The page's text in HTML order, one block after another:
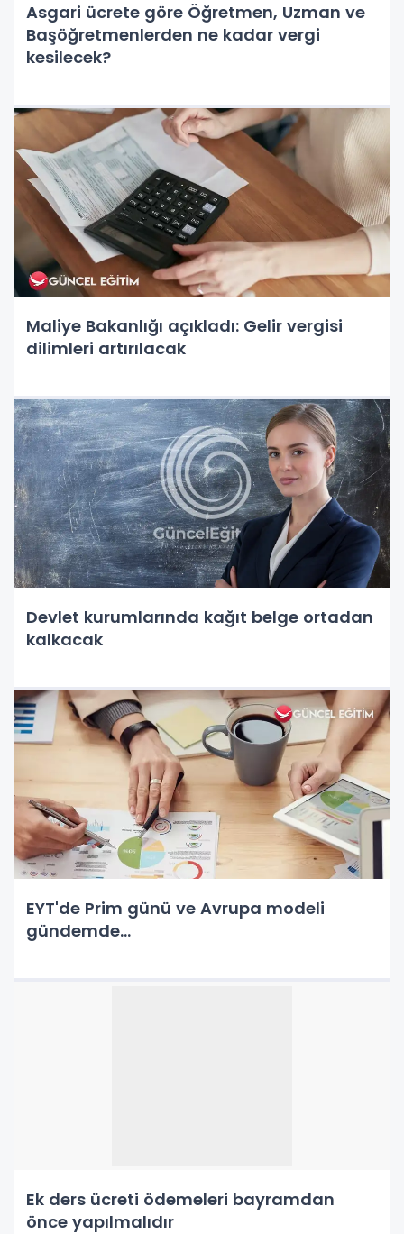
Asgari ücrete göre Öğretmen, Uzman ve
Başöğretmenlerden ne kadar vergi
kesilecek?
Maliye Bakanlığı açıkladı: Gelir vergisi
dilimleri artırılacak
Devlet kurumlarında kağıt belge ortadan
kalkacak
EYT'de Prim günü ve Avrupa modeli
gündemde...
Ek ders ücreti ödemeleri bayramdan
önce yapılmalıdır